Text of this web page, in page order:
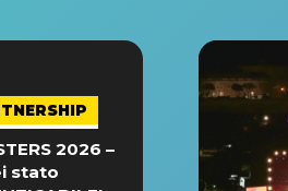
2026 –
stato